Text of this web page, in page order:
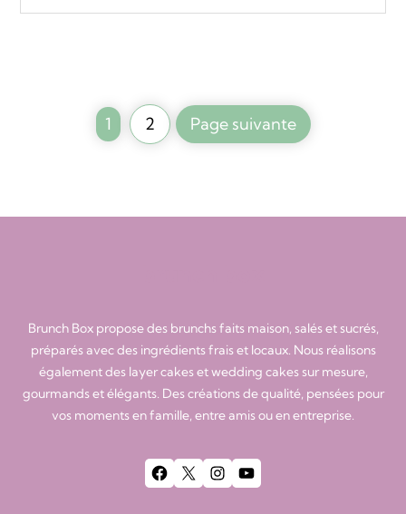
1 2 Page suivante
Brunch Box propose des brunchs faits maison, salés et sucrés,
préparés avec des ingrédients frais et locaux. Nous réalisons
également des layer cakes et wedding cakes sur mesure,
gourmands et élégants. Des créations de qualité, pensées pour
vos moments en famille, entre amis ou en entreprise.
Facebook X Instagram YouTube